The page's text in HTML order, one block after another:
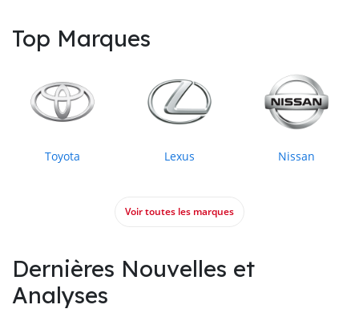
Top Marques
Toyota Lexus Nissan
Voir toutes les marques
Dernières Nouvelles et
Analyses